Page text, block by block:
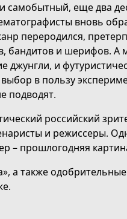
самобытный, еще два
вновь
переродился,
бандитов и шерифов. А
джунгли, и
в пользу
подводят.
российский
и режиссеры.
– прошлогодняя
а также